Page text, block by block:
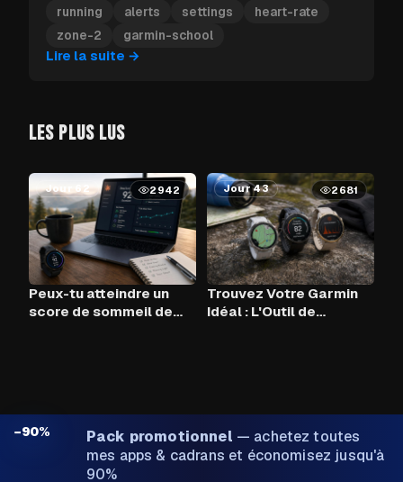
cardiaque et votre Garmin vibre dès que vous
en sortez.
running alerts settings
heart-rate
zone-2
garmin-school
Lire la suite →
LES PLUS LUS
Jour 62 2942
Peux-tu atteindre un
score de sommeil de
Jour 43 2681
Trouvez Votre Garmin
Idéal : L'Outil de
−90% Pack promotionnel — achetez toutes
mes apps & cadrans et économisez jusqu'à
90%